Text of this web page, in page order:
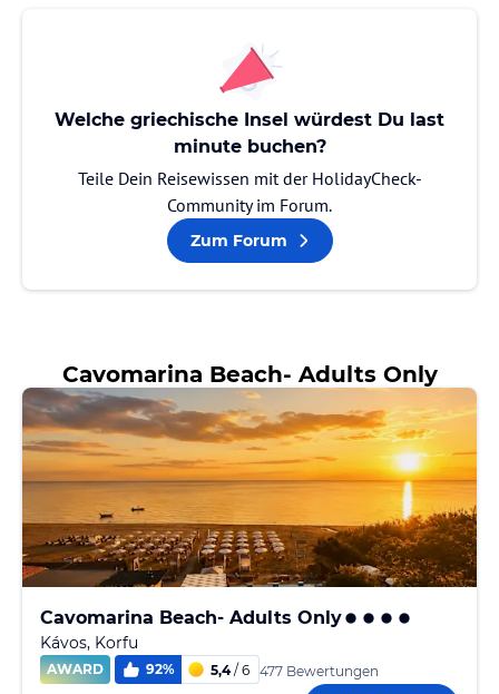
Welche griechische Insel würdest Du last
minute buchen?
Teile Dein Reisewissen mit der HolidayCheck-
Community im Forum.
Zum Forum
Cavomarina Beach- Adults Only
Cavomarina Beach- Adults Only
Kávos, Korfu
AWARD 92% 5,4/ 6 477 Bewertungen